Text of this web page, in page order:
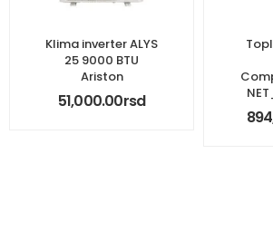
Klima inverter ALYS
25 9000 BTU
Ariston
51,000.00rsd